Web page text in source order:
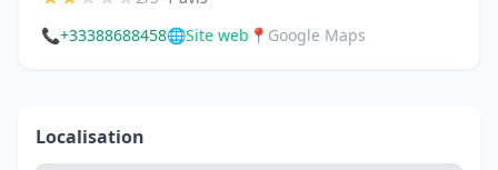
📞+33388688458🌐Site web 📍 Google Maps
Localisation